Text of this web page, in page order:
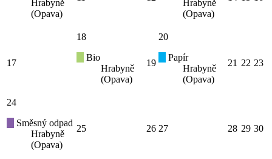
Hrabyně
(Opava)
Hrabyně
(Opava)
17
18
Bio
Hrabyně
(Opava)
19
20
Papír
Hrabyně
(Opava)
21 22 23
24
Směsný odpad
Hrabyně
(Opava)
25 26 27 28 29 30